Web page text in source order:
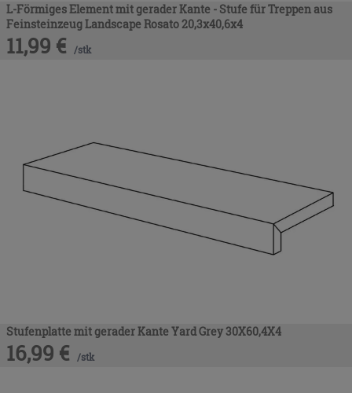
L-Förmiges Element mit gerader Kante - Stufe für Treppen aus
Feinsteinzeug Landscape Rosato 20,3x40,6x4
11,99 € /stk
Stufenplatte mit gerader Kante Yard Grey 30X60,4X4
16,99 € /stk